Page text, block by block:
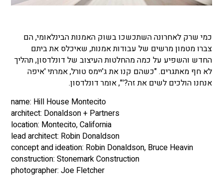
כמי שרק לאחרונה השתכשכו בשוק האמנות הבינלאומי, הם
צברו מטמון מרשים של עבודות אמנות, שאיכלס את ביתם
החדש והשפיע על כמה מהחלטות העיצוב של דונלדסון, תהליך
לא חף מאתגרים. "כשהם קנו את ג'יימס טורל, אמרתי 'איפה
אנחנו הולכים לשים את זה?'", אומר דונלדסון.
name: Hill House Montecito
architect: Donaldson + Partners
location: Montecito, California
lead architect: Robin Donaldson
concept and ideation: Robin Donaldson, Bruce Heavin
construction: Stonemark Construction
photographer: Joe Fletcher